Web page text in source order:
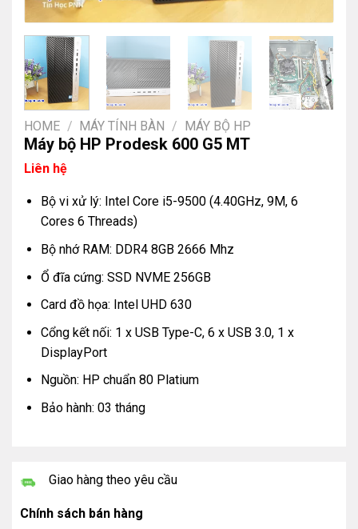
HOME / MÁY TÍNH BÀN / MÁY BỘ HP
Máy bộ HP Prodesk 600 G5 MT
Liên hệ
Bộ vi xử lý: Intel Core i5-9500 (4.40GHz, 9M, 6
Cores 6 Threads)
Bộ nhớ RAM: DDR4 8GB 2666 Mhz
Ổ đĩa cứng: SSD NVME 256GB
Card đồ họa: Intel UHD 630
Cổng kết nối: 1 x USB Type-C, 6 x USB 3.0, 1 x
DisplayPort
Nguồn: HP chuẩn 80 Platium
Bảo hành: 03 tháng
Giao hàng theo yêu cầu
Chính sách bán hàng